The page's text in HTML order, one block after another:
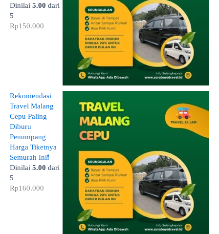
Dinilai 5.00 dari
5
Rp150.000
Rekomendasi
Travel Malang
Cepu Paling
Diburu
Penumpang
Harga Tiketnya
Semurah Ini❗
Dinilai 5.00 dari
5
Rp160.000